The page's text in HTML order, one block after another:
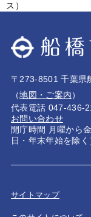
ス）
〒273-8501 千葉県
（地図・ご案内）
代表電話 047-436-
お問い合わせ
開庁時間 月曜から
日・年末年始を除く
サイトマップ